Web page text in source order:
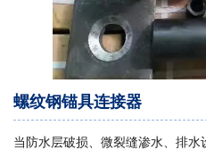
螺纹钢锚具连接器
当防水层破损、微裂缝渗水、排